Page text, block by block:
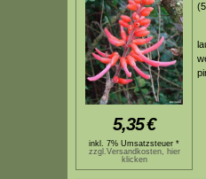
5,35€
inkl. 7% Umsatzsteuer *
zzgl.Versandkosten, hier
klicken